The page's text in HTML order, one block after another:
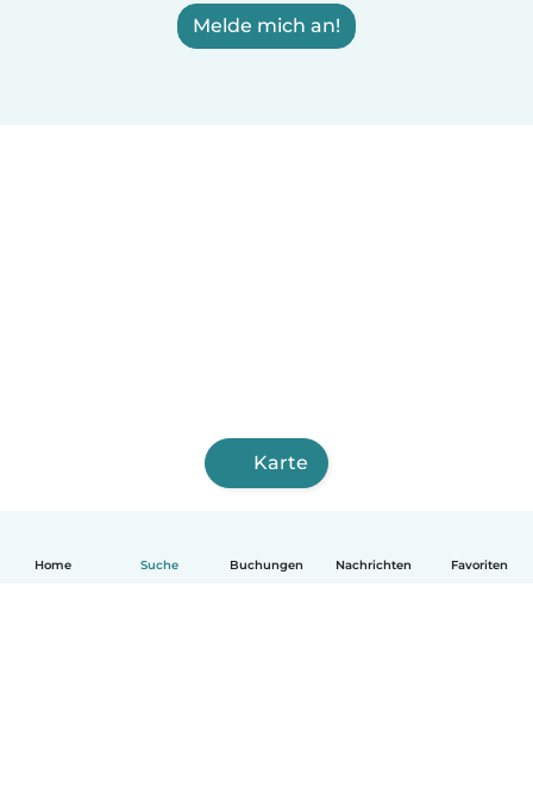
Home Suche Buchungen Nachrichten Favoriten
Melde mich an!
Karte